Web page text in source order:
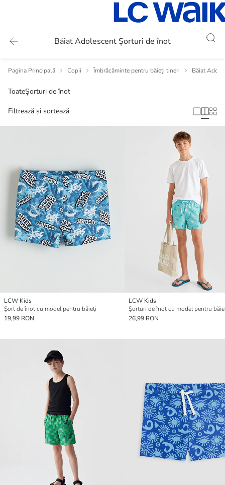
Băiat Adolescent Șorturi de înot
Pagina Principală Copii Îmbrăcăminte pentru băieți tineri Băiat
ToateȘorturi de înot
Filtrează și sortează
LCW Kids
Șort de înot cu model pentru băieți
19,99 RON
LCW Kids
Șorturi de înot cu model pentru
26,99 RON